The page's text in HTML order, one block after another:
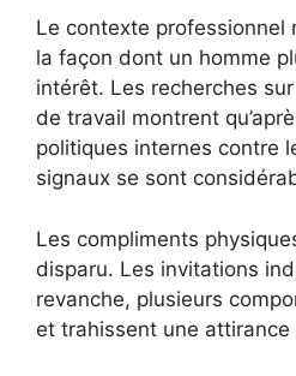
Le contexte professionnel
la façon dont un homme
intérêt. Les recherches
de travail montrent
politiques internes contre
signaux se sont
Les compliments
disparu. Les invitations
revanche, plusieurs
et trahissent une attirance